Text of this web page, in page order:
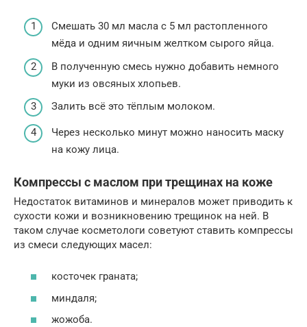
Смешать 30 мл масла с 5 мл растопленного
мёда и одним яичным желтком сырого яйца.
В полученную смесь нужно добавить немного
муки из овсяных хлопьев.
Залить всё это тёплым молоком.
Через несколько минут можно наносить маску
на кожу лица.
Компрессы с маслом при трещинах на коже
Недостаток витаминов и минералов может приводить к
сухости кожи и возникновению трещинок на ней. В
таком случае косметологи советуют ставить компрессы
из смеси следующих масел:
косточек граната;
миндаля;
жожоба.